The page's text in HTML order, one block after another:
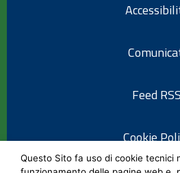
Feed RSS
Cookie
Questo Sito fa uso di cookie tecnici